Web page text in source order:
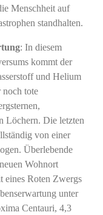
Menschheit auf
standhalten.
: In diesem
kommt der
und Helium
noch tote
Löchern. Die letzten
von einer
Überlebende
Wohnort
eines Roten Zwergs
unter
Centauri, 4,3